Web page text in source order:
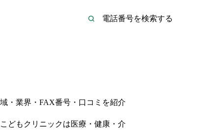
・業界・FAX番号・口コミを紹介
どもクリニックは医療・健康・介